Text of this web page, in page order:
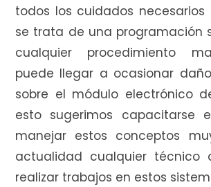
todos los cuidados
se trata de una programación
cualquier procedimiento
puede llegar a ocasionar
sobre el módulo electrónico
esto sugerimos capacitarse
manejar estos conceptos
actualidad cualquier técnico
realizar trabajos en estos